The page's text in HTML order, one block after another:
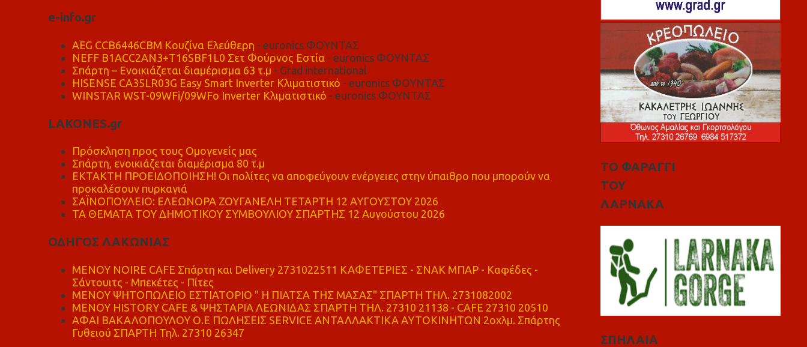
e-info.gr
AEG CCB6446CBM Κουζίνα Ελεύθερη - euronics ΦΟΥΝΤΑΣ
NEFF B1ACC2AN3+T16SBF1L0 Σετ Φούρνος Εστία - euronics ΦΟΥΝΤΑΣ
Σπάρτη – Ενοικιάζεται διαμέρισμα 63 τ.μ - Grad international
HISENSE CA35LR03G Easy Smart Inverter Κλιματιστικό - euronics ΦΟΥΝΤΑΣ
WINSTAR WST-09WFi/09WFo Inverter Κλιματιστικό - euronics ΦΟΥΝΤΑΣ
LAKONES.gr
Πρόσκληση προς τους Ομογενείς μας
Σπάρτη, ενοικιάζεται διαμέρισμα 80 τ.μ
ΕΚΤΑΚΤΗ ΠΡΟΕΙΔΟΠΟΙΗΣΗ! Οι πολίτες να αποφεύγουν ενέργειες στην ύπαιθρο που μπορούν να
προκαλέσουν πυρκαγιά
ΣΑΪΝΟΠΟΥΛΕΙΟ: ΕΛΕΩΝΟΡΑ ΖΟΥΓΑΝΕΛΗ ΤΕΤΑΡΤΗ 12 ΑΥΓΟΥΣΤΟΥ 2026
ΤΑ ΘΕΜΑΤΑ ΤΟΥ ΔΗΜΟΤΙΚΟΥ ΣΥΜΒΟΥΛΙΟΥ ΣΠΑΡΤΗΣ 12 Αυγούστου 2026
ΟΔΗΓΟΣ ΛΑΚΩΝΙΑΣ
MENOY NOIRE CAFE Σπάρτη και Delivery 2731022511 ΚΑΦΕΤΕΡΙΕΣ - ΣΝΑΚ ΜΠΑΡ - Καφέδες -
Σάντουιτς - Μπεκέτες - Πίτες
ΜΕΝΟΥ ΨΗΤΟΠΩΛΕΙΟ ΕΣΤΙΑΤΟΡΙΟ " Η ΠΙΑΤΣΑ ΤΗΣ ΜΑΣΑΣ" ΣΠΑΡΤΗ ΤΗΛ. 2731082002
ΜΕΝΟΥ HISTORY CAFE & ΨΗΣΤΑΡΙΑ ΛΕΩΝΙΔΑΣ ΣΠΑΡΤΗ ΤΗΛ. 27310 21138 - CAFE 27310 20510
ΑΦΑΙ ΒΑΚΑΛΟΠΟΥΛΟΥ Ο.Ε ΠΩΛΗΣΕΙΣ SERVICE ΑΝΤΑΛΛΑΚΤΙΚΑ ΑΥΤΟΚΙΝΗΤΩΝ 2οχλμ. Σπάρτης
Γυθειού ΣΠΑΡΤΗ Τηλ. 27310 26347
ΤΟ ΦΑΡΑΓΓΙ
ΤΟΥ
ΛΑΡΝΑΚΑ
ΣΠΗΛΑΙΑ